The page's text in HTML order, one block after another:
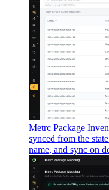
Metrc Package
synced from the
name, and sync on